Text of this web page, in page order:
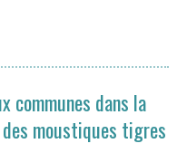
communes dans la
moustiques tigres